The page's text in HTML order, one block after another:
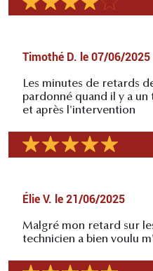
Timothé D. le 07/06/2025
Les minutes de retards
pardonné quand il y a un
et après l'intervention
Élie V. le 21/06/2025
Malgré mon retard sur
technicien a bien voulu